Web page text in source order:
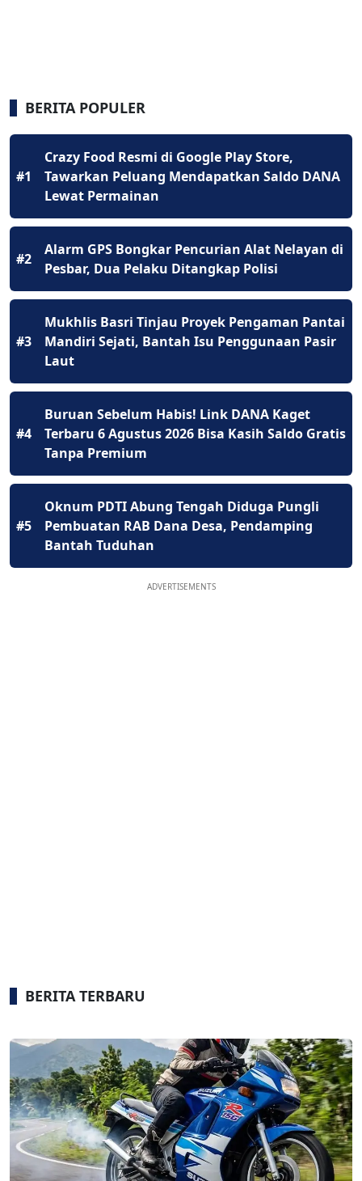
BERITA POPULER
#1
Crazy Food Resmi di Google Play Store,
Tawarkan Peluang Mendapatkan Saldo DANA
Lewat Permainan
#2
Alarm GPS Bongkar Pencurian Alat Nelayan di
Pesbar, Dua Pelaku Ditangkap Polisi
#3
Mukhlis Basri Tinjau Proyek Pengaman Pantai
Mandiri Sejati, Bantah Isu Penggunaan Pasir
Laut
#4
Buruan Sebelum Habis! Link DANA Kaget
Terbaru 6 Agustus 2026 Bisa Kasih Saldo Gratis
Tanpa Premium
#5
Oknum PDTI Abung Tengah Diduga Pungli
Pembuatan RAB Dana Desa, Pendamping
Bantah Tuduhan
ADVERTISEMENTS
BERITA TERBARU